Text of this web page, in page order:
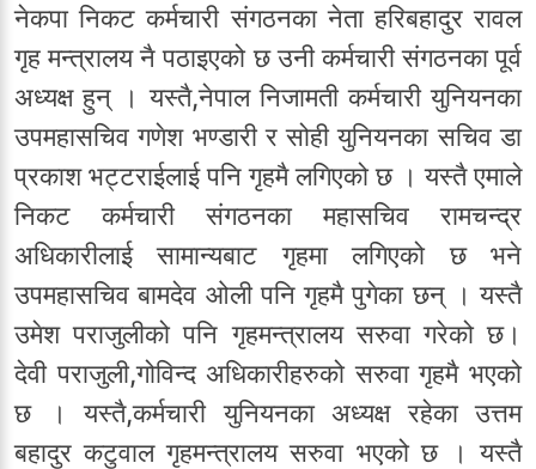
नेकपा निकट कर्मचारी संगठनका नेता हरिबहादुर रावल
गृह मन्त्रालय नै पठाइएको छ उनी कर्मचारी संगठनका पूर्व
अध्यक्ष हुन् । यस्तै,नेपाल निजामती कर्मचारी युनियनका
उपमहासचिव गणेश भण्डारी र सोही युनियनका सचिव डा
प्रकाश भट्टराईलाई पनि गृहमै लगिएको छ । यस्तै एमाले
निकट कर्मचारी संगठनका महासचिव रामचन्द्र
अधिकारीलाई सामान्यबाट गृहमा लगिएको छ भने
उपमहासचिव बामदेव ओली पनि गृहमै पुगेका छन् । यस्तै
उमेश पराजुलीको पनि गृहमन्त्रालय सरुवा गरेको छ।
देवी पराजुली,गोविन्द अधिकारीहरुको सरुवा गृहमै भएको
छ । यस्तै,कर्मचारी युनियनका अध्यक्ष रहेका उत्तम
बहादुर कटुवाल गृहमन्त्रालय सरुवा भएको छ । यस्तै